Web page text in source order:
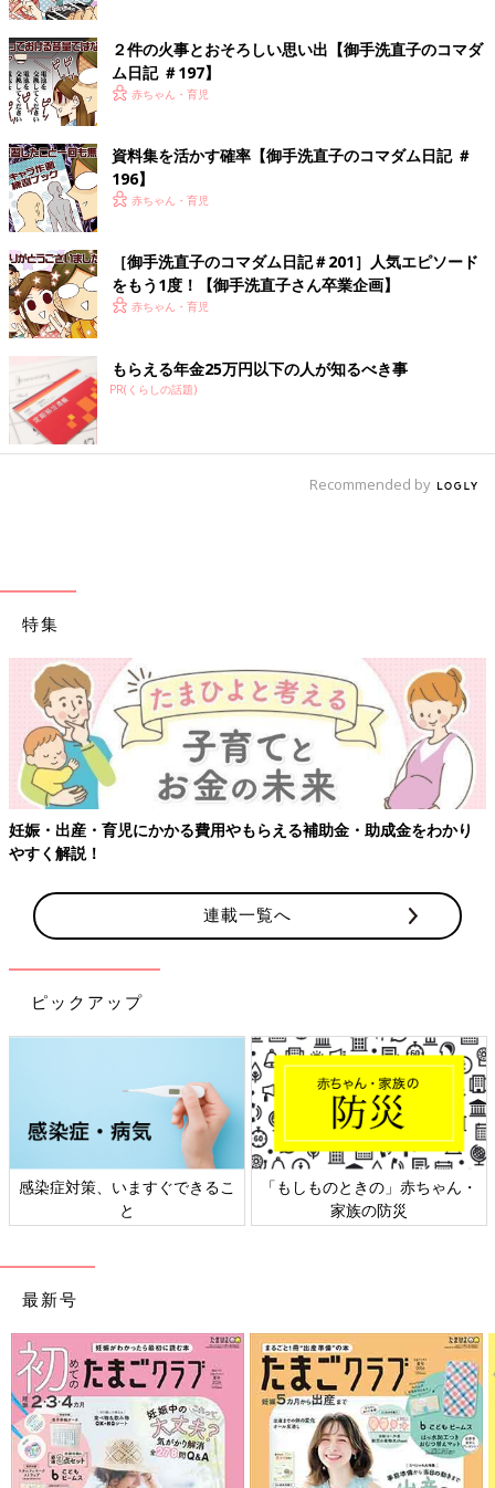
２件の火事とおそろしい思い出【御手洗直子のコマダ
ム日記 ＃197】
赤ちゃん・育児
資料集を活かす確率【御手洗直子のコマダム日記 ＃
196】
赤ちゃん・育児
［御手洗直子のコマダム日記＃201］人気エピソード
をもう1度！【御手洗直子さん卒業企画】
赤ちゃん・育児
もらえる年金25万円以下の人が知るべき事
PR(くらしの話題)
Recommended by
特集
妊娠・出産・育児にかかる費用やもらえる補助金・助成金をわかり
やすく解説！
連載一覧へ
ピックアップ
感染症対策、いますぐできるこ
と
「もしものときの」赤ちゃん・
家族の防災
最新号